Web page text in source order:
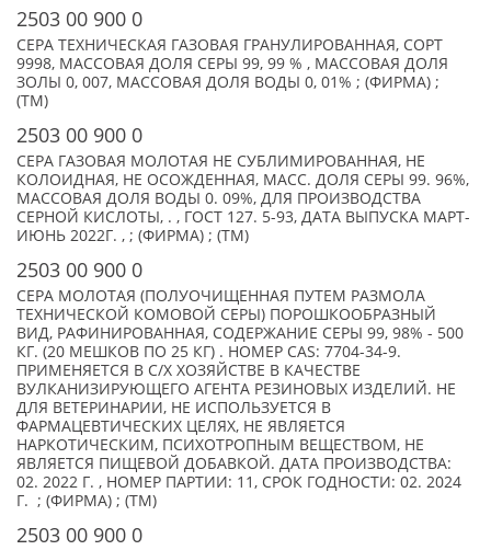
2503 00 900 0
СЕРА ТЕХНИЧЕСКАЯ ГАЗОВАЯ ГРАНУЛИРОВАННАЯ, СОРТ
9998, МАССОВАЯ ДОЛЯ СЕРЫ 99, 99 % , МАССОВАЯ ДОЛЯ
ЗОЛЫ 0, 007, МАССОВАЯ ДОЛЯ ВОДЫ 0, 01% ; (ФИРМА) ;
(TM)
2503 00 900 0
СЕРА ГАЗОВАЯ МОЛОТАЯ НЕ СУБЛИМИРОВАННАЯ, НЕ
КОЛОИДНАЯ, НЕ ОСОЖДЕННАЯ, МАСС. ДОЛЯ СЕРЫ 99. 96%,
МАССОВАЯ ДОЛЯ ВОДЫ 0. 09%, ДЛЯ ПРОИЗВОДСТВА
СЕРНОЙ КИСЛОТЫ, . , ГОСТ 127. 5-93, ДАТА ВЫПУСКА МАРТ-
ИЮНЬ 2022Г. , ; (ФИРМА) ; (TM)
2503 00 900 0
СЕРА МОЛОТАЯ (ПОЛУОЧИЩЕННАЯ ПУТЕМ РАЗМОЛА
ТЕХНИЧЕСКОЙ КОМОВОЙ СЕРЫ) ПОРОШКООБРАЗНЫЙ
ВИД, РАФИНИРОВАННАЯ, СОДЕРЖАНИЕ СЕРЫ 99, 98% - 500
КГ. (20 МЕШКОВ ПО 25 КГ) . НОМЕР CAS: 7704-34-9.
ПРИМЕНЯЕТСЯ В С/Х ХОЗЯЙСТВЕ В КАЧЕСТВЕ
ВУЛКАНИЗИРУЮЩЕГО АГЕНТА РЕЗИНОВЫХ ИЗДЕЛИЙ. НЕ
ДЛЯ ВЕТЕРИНАРИИ, НЕ ИСПОЛЬЗУЕТСЯ В
ФАРМАЦЕВТИЧЕСКИХ ЦЕЛЯХ, НЕ ЯВЛЯЕТСЯ
НАРКОТИЧЕСКИМ, ПСИХОТРОПНЫМ ВЕЩЕСТВОМ, НЕ
ЯВЛЯЕТСЯ ПИЩЕВОЙ ДОБАВКОЙ. ДАТА ПРОИЗВОДСТВА:
02. 2022 Г. , НОМЕР ПАРТИИ: 11, СРОК ГОДНОСТИ: 02. 2024
Г. ; (ФИРМА) ; (TM)
2503 00 900 0